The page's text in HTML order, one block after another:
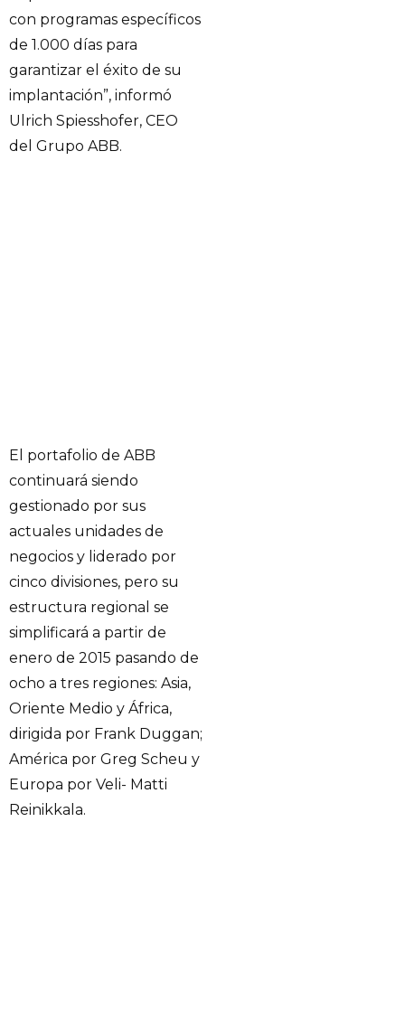
con programas específicos
de 1.000 días para
garantizar el éxito de su
implantación”, informó
Ulrich Spiesshofer, CEO
del Grupo ABB.
El portafolio de ABB
continuará siendo
gestionado por sus
actuales unidades de
negocios y liderado por
cinco divisiones, pero su
estructura regional se
simplificará a partir de
enero de 2015 pasando de
ocho a tres regiones: Asia,
Oriente Medio y África,
dirigida por Frank Duggan;
América por Greg Scheu y
Europa por Veli- Matti
Reinikkala.